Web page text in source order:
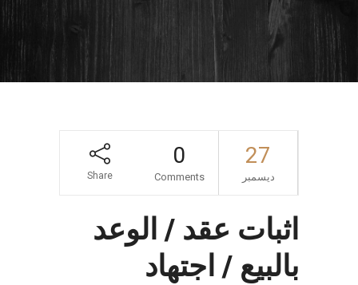
27
ديسمبر
0
Comments
Share
اثبات عقد / الوعد
بالبيع / اجتهاد